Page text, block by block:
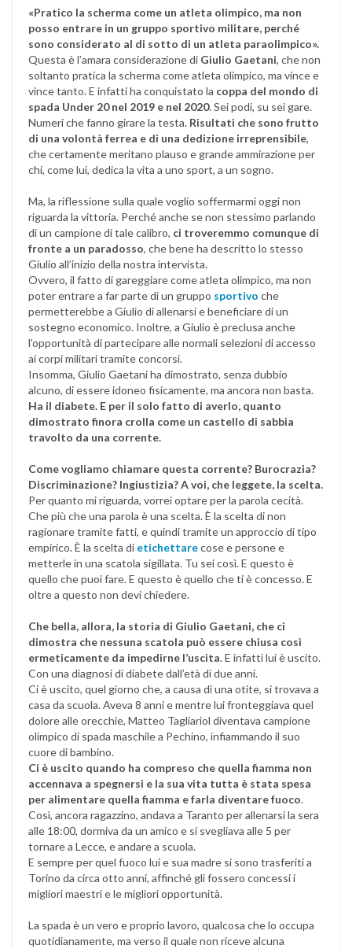
«Pratico la scherma come un atleta olimpico, ma non
posso entrare in un gruppo sportivo militare, perché
sono considerato al di sotto di un atleta paraolimpico».
Questa è l’amara considerazione di Giulio Gaetani, che non
soltanto pratica la scherma come atleta olimpico, ma vince e
vince tanto. E infatti ha conquistato la coppa del mondo di
spada Under 20 nel 2019 e nel 2020. Sei podi, su sei gare.
Numeri che fanno girare la testa. Risultati che sono frutto
di una volontà ferrea e di una dedizione irreprensibile,
che certamente meritano plauso e grande ammirazione per
chi, come lui, dedica la vita a uno sport, a un sogno.
Ma, la riflessione sulla quale voglio soffermarmi oggi non
riguarda la vittoria. Perché anche se non stessimo parlando
di un campione di tale calibro, ci troveremmo comunque di
fronte a un paradosso, che bene ha descritto lo stesso
Giulio all’inizio della nostra intervista.
Ovvero, il fatto di gareggiare come atleta olimpico, ma non
poter entrare a far parte di un gruppo sportivo che
permetterebbe a Giulio di allenarsi e beneficiare di un
sostegno economico. Inoltre, a Giulio è preclusa anche
l’opportunità di partecipare alle normali selezioni di accesso
ai corpi militari tramite concorsi.
Insomma, Giulio Gaetani ha dimostrato, senza dubbio
alcuno, di essere idoneo fisicamente, ma ancora non basta.
Ha il diabete. E per il solo fatto di averlo, quanto
dimostrato finora crolla come un castello di sabbia
travolto da una corrente.
Come vogliamo chiamare questa corrente? Burocrazia?
Discriminazione? Ingiustizia? A voi, che leggete, la scelta.
Per quanto mi riguarda, vorrei optare per la parola cecità.
Che più che una parola è una scelta. È la scelta di non
ragionare tramite fatti, e quindi tramite un approccio di tipo
empirico. È la scelta di etichettarecose e persone e
metterle in una scatola sigillata. Tu sei così. E questo è
quello che puoi fare. E questo è quello che ti è concesso. E
oltre a questo non devi chiedere.
Che bella, allora, la storia di Giulio Gaetani, che ci
dimostra che nessuna scatola può essere chiusa così
ermeticamente da impedirne l’uscita. E infatti lui è uscito.
Con una diagnosi di diabete dall’età di due anni.
Ci è uscito, quel giorno che, a causa di una otite, si trovava a
casa da scuola. Aveva 8 anni e mentre lui fronteggiava quel
dolore alle orecchie, Matteo Tagliariol diventava campione
olimpico di spada maschile a Pechino, infiammando il suo
cuore di bambino.
Ci è uscito quando ha compreso che quella fiamma non
accennava a spegnersi e la sua vita tutta è stata spesa
per alimentare quella fiamma e farla diventare fuoco.
Così, ancora ragazzino, andava a Taranto per allenarsi la sera
alle 18:00, dormiva da un amico e si svegliava alle 5 per
tornare a Lecce, e andare a scuola.
E sempre per quel fuoco lui e sua madre si sono trasferiti a
Torino da circa otto anni, affinché gli fossero concessi i
migliori maestri e le migliori opportunità.
La spada è un vero e proprio lavoro, qualcosa che lo occupa
quotidianamente, ma verso il quale non riceve alcuna